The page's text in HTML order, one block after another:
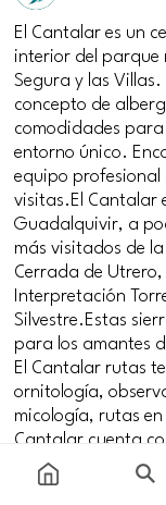
El Cantalar es un
interior del parque
Segura y las
concepto de
comodidades
entorno único.
equipo
visitas.El Cantalar
Guadalquivir, a
más visitados de
Cerrada de Utrero,
Interpretación
Silvestre.Estas
para los amantes
El Cantalar rutas
ornitología,
micología, rutas
Cantalar cuenta
personas y todas
necesarios para